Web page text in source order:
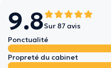
9.8Sur 87 avis
Ponctualité
Propreté du cabinet